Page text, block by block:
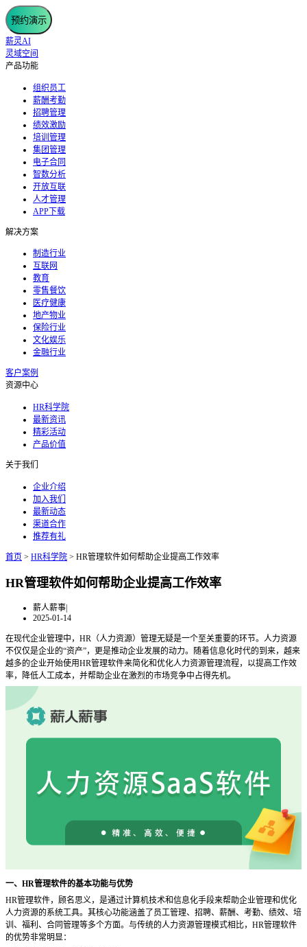
预约演示
薪灵AI
灵域空间
产品功能
组织员工
薪酬考勤
招聘管理
绩效激励
培训管理
集团管理
电子合同
智数分析
开放互联
人才管理
APP下载
解决方案
制造行业
互联网
教育
零售餐饮
医疗健康
地产物业
保险行业
文化娱乐
金融行业
客户案例
资源中心
HR科学院
最新资讯
精彩活动
产品价值
关于我们
企业介绍
加入我们
最新动态
渠道合作
推荐有礼
首页 > HR科学院 > HR管理软件如何帮助企业提高工作效率
HR管理软件如何帮助企业提高工作效率
薪人薪事|
2025-01-14
在现代企业管理中， HR（人力资源）管理无疑是一个至关重要的环节。人力资源
不仅仅是企业的“资产”，更是推动企业发展的动力。随着信息化时代的到来，越来
越多的企业开始使用HR管理软件来简化和优化人力资源管理流程，以提高工作效
率，降低人工成本，并帮助企业在激烈的市场竞争中占得先机。
一、 HR管理软件的基本功能与优势
HR管理软件，顾名思义，是通过计算机技术和信息化手段来帮助企业管理和优化
人力资源的系统工具。其核心功能涵盖了员工管理、招聘、薪酬、考勤、绩效、培
训、福利、合同管理等多个方面。与传统的人力资源管理模式相比，HR管理软件
的优势非常明显：